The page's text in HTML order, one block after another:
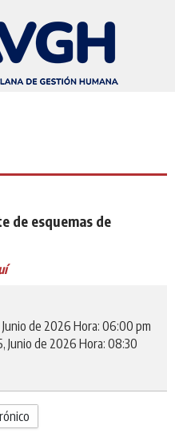
de esquemas de
Junio de 2026 Hora: 06:00 pm
Junio de 2026 Hora: 08:30